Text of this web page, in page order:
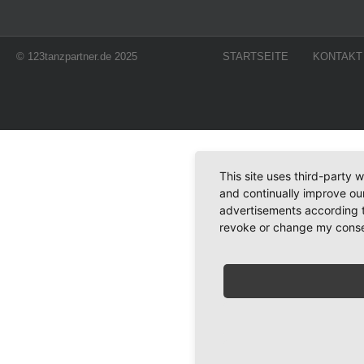
© 123tanzpartner.de 2025 STARTSEITE
This site uses third-party
and continually improve
advertisements according
revoke or change my